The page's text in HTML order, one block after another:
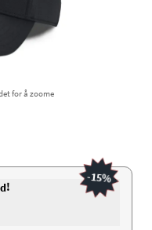
for å zoome
d!
-15%